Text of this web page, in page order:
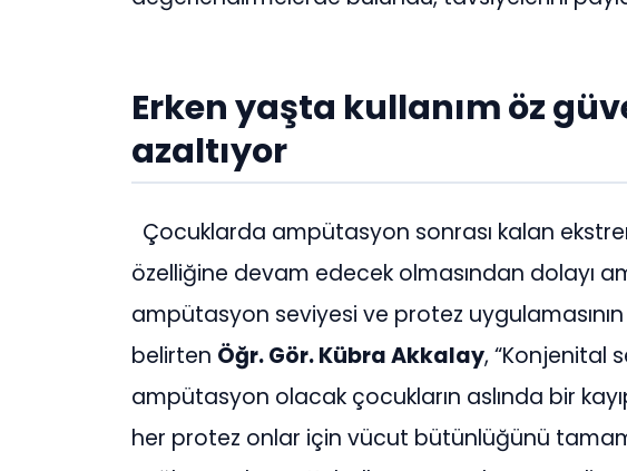
Erken yaşta kullanım öz
azaltıyor
Çocuklarda ampütasyon sonrası kalan
özelliğine devam edecek olmasından dolayı
ampütasyon seviyesi ve protez
belirten Öğr. Gör. Kübra Akkalay, “Konjenital
ampütasyon olacak çocukların aslında bir
her protez onlar için vücut bütünlüğünü